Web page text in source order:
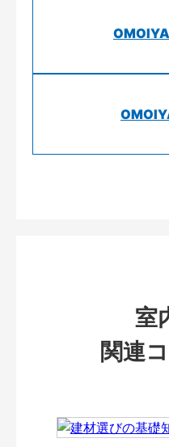
室
関連